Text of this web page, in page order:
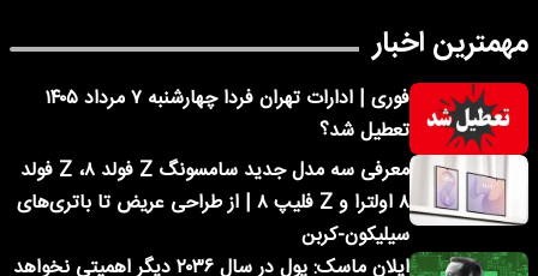
مهمترین اخبار
فوری | ادارات تهران فردا چهارشنبه ۷ مرداد ۱۴۰۵
تعطیل شد؟
معرفی سه مدل جدید سامسونگ Z فولد ۸، Z فولد
۸ اولترا و Z فلیپ ۸ | از طراحی عریض تا باتری‌های
سیلیکون-کربن
ایلان ماسک: پول در سال ۲۰۳۶ دیگر اهمیتی نخواهد